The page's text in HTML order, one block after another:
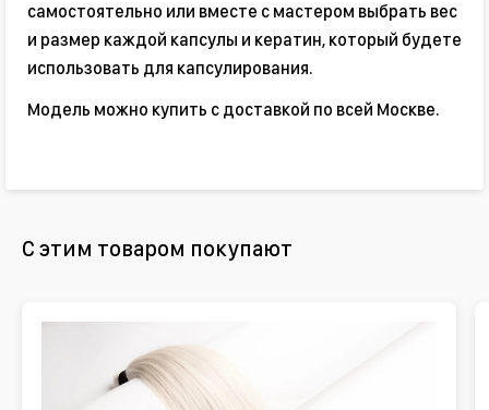
самостоятельно или вместе с мастером выбрать вес
и размер каждой капсулы и кератин, который будете
использовать для капсулирования.
Модель можно купить с доставкой по всей Москве.
С этим товаром покупают